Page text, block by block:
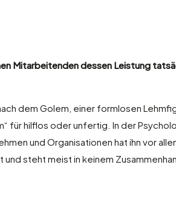
Mitarbeitenden dessen Leistung
dem Golem, einer formlosen
für hilflos oder unfertig. In der
und Organisationen hat ihn vor
steht meist in keinem